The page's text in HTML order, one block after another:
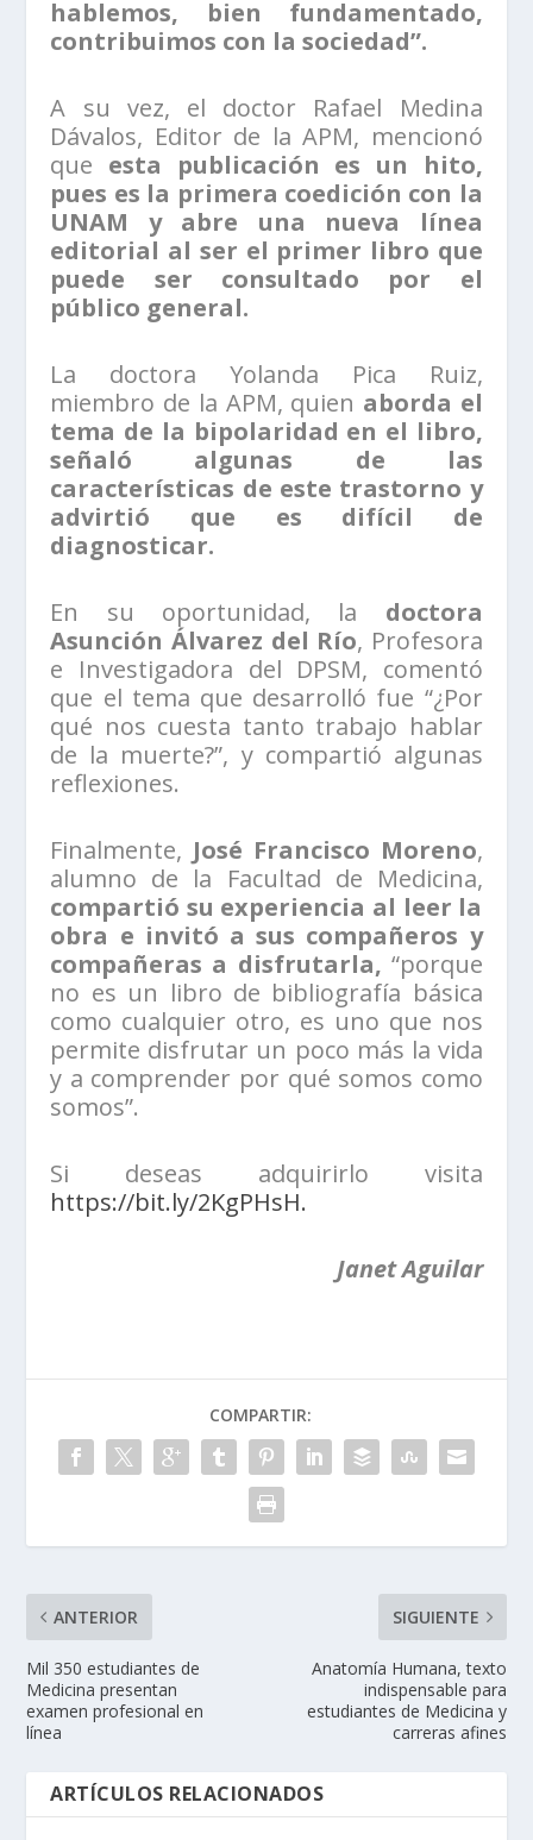
hablemos, bien fundamentado,
contribuimos con la sociedad”.
A su vez, el doctor Rafael Medina
Dávalos, Editor de la APM, mencionó
que esta publicación es un hito,
pues es la primera coedición con la
UNAM y abre una nueva línea
editorial al ser el primer libro que
puede ser consultado por el
público general.
La doctora Yolanda Pica Ruiz,
miembro de la APM, quien aborda el
tema de la bipolaridad en el libro,
señaló algunas de las
características de este trastorno y
advirtió que es difícil de
diagnosticar.
En su oportunidad, la doctora
Asunción Álvarez del Río, Profesora
e Investigadora del DPSM, comentó
que el tema que desarrolló fue “¿Por
qué nos cuesta tanto trabajo hablar
de la muerte?”, y compartió algunas
reflexiones.
Finalmente, José Francisco Moreno,
alumno de la Facultad de Medicina,
compartió su experiencia al leer la
obra e invitó a sus compañeros y
compañeras a disfrutarla, “porque
no es un libro de bibliografía básica
como cualquier otro, es uno que nos
permite disfrutar un poco más la vida
y a comprender por qué somos como
somos”.
Si deseas adquirirlo visita
https://bit.ly/2KgPHsH.
Janet Aguilar
COMPARTIR:
ANTERIOR
Mil 350 estudiantes de
Medicina presentan
examen profesional en
línea
SIGUIENTE
Anatomía Humana, texto
indispensable para
estudiantes de Medicina y
carreras afines
ARTÍCULOS RELACIONADOS